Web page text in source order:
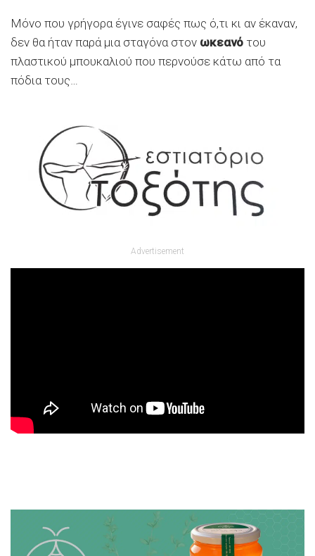
Μόνο που γρήγορα έγινε σαφές πως ό,τι κι αν έκαναν,
δεν θα ήταν παρά μια σταγόνα στον ωκεανό του
πλαστικού μπουκαλιού που περνούσε κάτω από τα
πόδια τους…
Advertisement